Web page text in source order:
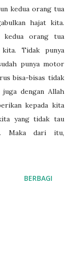
kedua orang tua
hajat kita.
kedua orang tua
kita. Tidak punya
punya motor
bisa-bisas tidak
dengan Allah
kepada kita
yang tidak tau
Maka dari itu,
BERBAGI